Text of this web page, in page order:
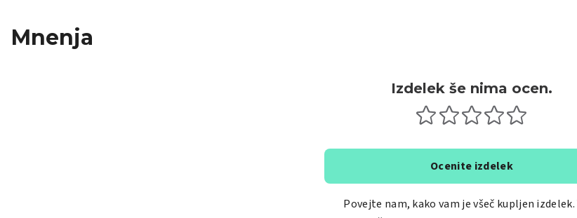
Mnenja
Izdelek še nima ocen.
Ocenite izdelek
Povejte nam, kako vam je všeč kupljen izdelek.